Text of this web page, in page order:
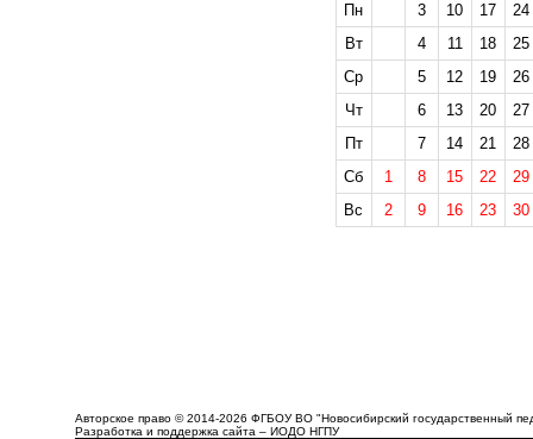
Пн
3 10 17
24
Вт
4 11 18
25
Ср
5 12 19
26
Чт
6 13 20
27
Пт
7 14 21
28
Сб
1 8 15 22
29
Вс
2 9 16 23 30
Авторское право © 2014-2026 ФГБОУ ВО "Новосибирский государственный
Разработка и поддержка сайта – ИОДО НГПУ